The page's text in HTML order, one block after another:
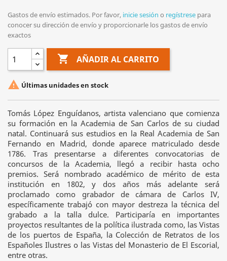
Gastos de envío estimados. Por favor, inicie sesión o regístrese para
conocer su dirección de envío y proporcionarle los gastos de envío
exactos
 AÑADIR AL CARRITO
 Últimas unidades en stock
Tomás López Enguídanos, artista valenciano que comienza
su formación en la Academia de San Carlos de su ciudad
natal. Continuará sus estudios en la Real Academia de San
Fernando en Madrid, donde aparece matriculado desde
1786. Tras presentarse a diferentes convocatorias de
concursos de la Academia, llegó a recibir hasta ocho
premios. Será nombrado académico de mérito de esta
institución en 1802, y dos años más adelante será
proclamado como grabador de cámara de Carlos IV,
específicamente trabajó con mayor destreza la técnica del
grabado a la talla dulce. Participaría en importantes
proyectos resultantes de la política ilustrada como, las Vistas
de los puertos de España, la Colección de Retratos de los
Españoles Ilustres o las Vistas del Monasterio de El Escorial,
entre otras.